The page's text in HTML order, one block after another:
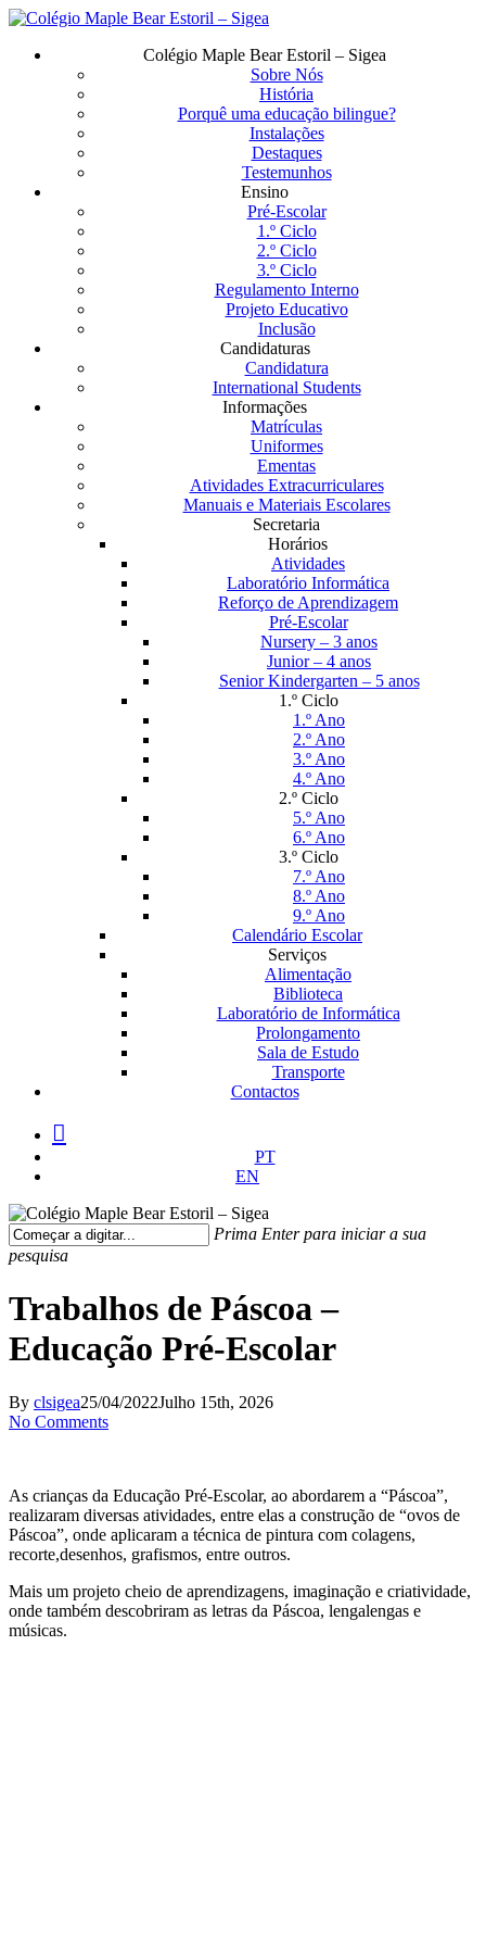
Saltar
Menu
Colégio Maple Bear Estoril – Sigea
Sobre Nós
História
Porquê uma educação bilingue?
Instalações
Destaques
Testemunhos
Ensino
Pré-Escolar
1.º Ciclo
2.º Ciclo
3.º Ciclo
Regulamento Interno
Projeto Educativo
Inclusão
Candidaturas
Candidatura
International Students
Informações
Matrículas
Uniformes
Ementas
Atividades Extracurriculares
Manuais e Materiais Escolares
Secretaria
Horários
Atividades
Laboratório Informática
Reforço de Aprendizagem
Pré-Escolar
Nursery – 3 anos
Junior – 4 anos
Senior Kindergarten – 5 anos
1.º Ciclo
1.º Ano
2.º Ano
3.º Ano
4.º Ano
2.º Ciclo
5.º Ano
6.º Ano
3.º Ciclo
7.º Ano
8.º Ano
9.º Ano
Calendário Escolar
Serviços
Alimentação
Biblioteca
Laboratório de Informática
Prolongamento
Sala de Estudo
Transporte
Contactos
facebook
instagram
medium
PT
EN
Prima Enter para iniciar a sua
pesquisa
Pesquisa
Trabalhos de Páscoa –
Educação Pré-Escolar
By clsigea25/04/2022Julho 15th, 2026
No Comments
As crianças da Educação Pré-Escolar, ao abordarem a “Páscoa”,
realizaram diversas atividades, entre elas a construção de “ovos de
Páscoa”, onde aplicaram a técnica de pintura com colagens,
recorte,desenhos, grafismos, entre outros.
Mais um projeto cheio de aprendizagens, imaginação e criatividade,
onde também descobriram as letras da Páscoa, lengalengas e
músicas.